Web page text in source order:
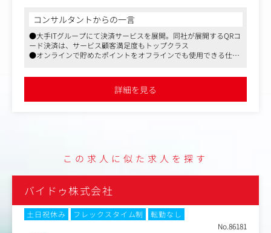
契約締結後のパートナー企業に対して、「楽天ポイントカ
ード」サービス導入に向けた詳細な仕様のすり合わせ、要
件定義、プロジェクト計画の策定、進捗管理、および社内
外関係者との連携・調整を行います。
・既存パートナー企業における機能追加・POSリプレース
既存パートナー企業からの機能追加要望や、POSシステム
のリプレースに伴う「楽天ポイントカード」サービス連携
企業に対して、「楽天ポイントカード」サービスの仕組み
や技術的な側面を分かりやすく説明します。
・導入後の運用・技術サポート
パートナー企業からの仕様に関する問い合わせ対応や技術
的なトラブルシューティング、調査、関係部署との連携を
行います。
コンサルタントからの一言
●大手ITグループにて決済サービスを展開。同社が展開するQRコ
ード決済は、サービス顧客満足度もトップクラス
●オンラインで貯めたポイントをオフラインでも使用できる仕組
詳細を見る
この求人に似た求人を探す
バイドゥ株式会社
土日祝休み フレックスタイム制
転勤なし
No.86181